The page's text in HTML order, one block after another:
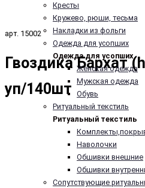
Кресты
Кружево, рюши, тесьма
Накладки из фольги
Одежда для усопших
Одежда для усопших
Женская одежда
Мужская одежда
Обувь
Ритуальный текстиль
Ритуальный текстиль
Наволочки
Обшивки внешние
Обшивки
Сопутствующие
арт. 15002
Гвоздика Бархат
уп/140шт